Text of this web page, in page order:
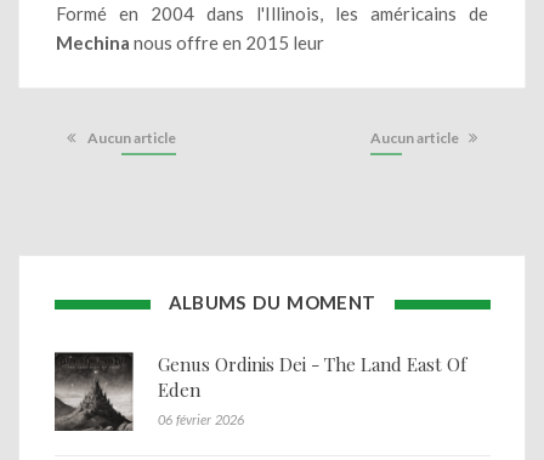
Formé en 2004 dans l'Illinois, les américains de
Mechina nous offre en 2015 leur
Aucun article Aucun article
ALBUMS DU MOMENT
Genus Ordinis Dei - The Land East Of
Eden
06 février 2026